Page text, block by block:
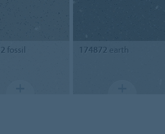
fossil 174872 earth